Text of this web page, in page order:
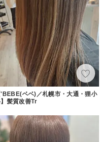
'BEBE(ベベ)／札幌市・大通・狸小
髪質改善Tr